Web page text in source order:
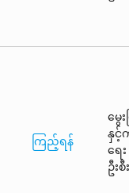
ကြည့်ရန်
မွေး
နှ
ရေး
ဦးစီ